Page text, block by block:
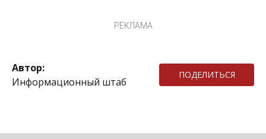
РЕКЛАМА
Автор:
Информационный штаб
ПОДЕЛИТЬСЯ